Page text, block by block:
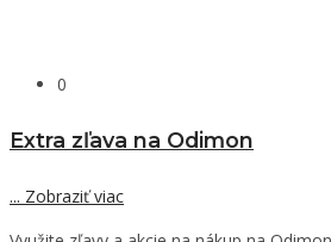
0
Extra zľava na Odimon
... Zobraziť viac